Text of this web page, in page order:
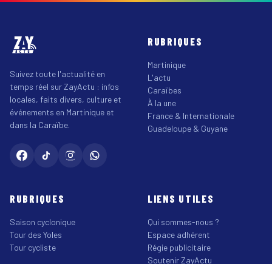
Suivez toute l'actualité en
temps réel sur ZayActu : infos
locales, faits divers, culture et
événements en Martinique et
dans la Caraïbe.
RUBRIQUES
Martinique
L'actu
Caraïbes
À la une
France & Internationale
Guadeloupe & Guyane
RUBRIQUES
Saison cyclonique
Tour des Yoles
Tour cycliste
LIENS UTILES
Qui sommes-nous ?
Espace adhérent
Régie publicitaire
Soutenir ZayActu